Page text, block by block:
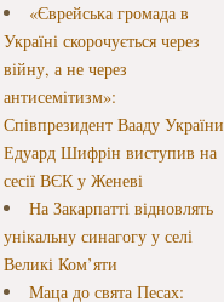
«Єврейська громада в
Україні скорочується через
війну, а не через
антисемітизм»:
Співпрезидент Вааду України
Едуард Шифрін виступив на
сесії ВЄК у Женеві
На Закарпатті відновлять
унікальну синагогу у селі
Великі Ком’яти
Маца до свята Песах: